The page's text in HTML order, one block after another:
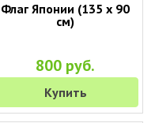
Флаг Японии (135 х 90
см)
800 руб.
Купить